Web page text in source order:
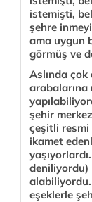
istemişti,
şehre
ama uygun
görmüş ve
Aslında
şehir
çeşitli resmi
ikamet
deniliyordu)
alabiliyordu.
eşeklerle